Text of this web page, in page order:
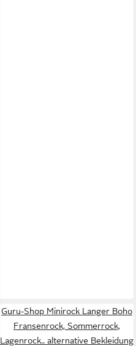
Guru-Shop Minirock Langer Boho
Fransenrock, Sommerrock,
Lagenrock.. alternative Bekleidung